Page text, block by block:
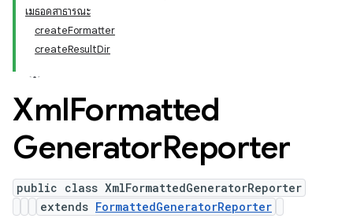
เมธอดสาธารณะ
createFormatter
createResultDir
XmlFormatted
GeneratorReporter
public class XmlFormattedGeneratorReporter
extends FormattedGeneratorReporter